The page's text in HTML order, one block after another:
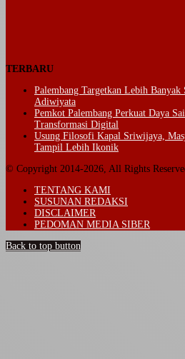
TERBARU
Palembang Targetkan Lebih Banyak
Adiwiyata
Pemkot Palembang Perkuat Daya
Transformasi Digital
Usung Filosofi Kapal Sriwijaya,
Tampil Lebih Ikonik
© Copyright 2014-2026, All Rights
TENTANG KAMI
SUSUNAN REDAKSI
DISCLAIMER
PEDOMAN MEDIA SIBER
Back to top button